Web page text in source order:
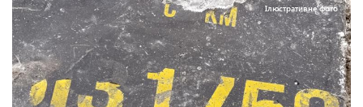
Ілюстративне фото